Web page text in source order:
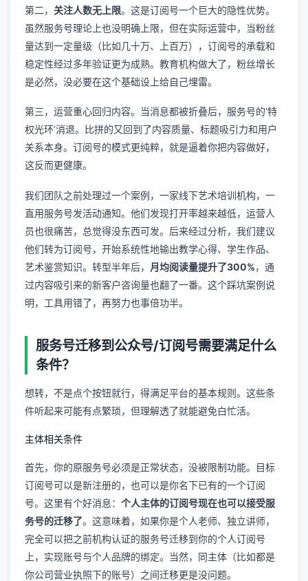
第二， 关注人数无上限。这是订阅号一个巨大的隐性优势。
虽然服务号理论上也没明确上限，但在实际运营中，当粉丝
量达到一定量级（比如几十万、上百万），订阅号的承载和
稳定性经过多年验证更为成熟。教育机构做大了，粉丝增长
是必然，没必要在这个基础设上给自己埋雷。
第三，运营重心回归内容。当消息都被折叠后，服务号的‘特
权光环’消退。比拼的又回到了内容质量、标题吸引力和用户
关系本身。订阅号的模式更纯粹，就是逼着你把内容做好，
这反而更健康。
我们团队之前处理过一个案例，一家线下艺术培训机构，一
直用服务号发活动通知。他们发现打开率越来越低，运营人
员也很痛苦，总觉得没东西可发。后来经过分析，我们建议
他们转为订阅号，开始系统性地输出教学心得、学生作品、
艺术鉴赏知识。转型半年后，
月均阅读量提升了300%，通
过内容吸引来的新客户咨询量也翻了一番。这个踩坑案例说
明，工具用错了，再努力也事倍功半。
服务号迁移到公众号/订阅号需要满足什么
条件？
想转，不是点个按钮就行，得满足平台的基本规则。这些条
件听起来可能有点繁琐，但理解透了就能避免白忙活。
主体相关条件
首先，你的原服务号必须是正常状态，没被限制功能。目标
订阅号可以是新注册的，也可以是你名下已有的一个订阅
号。这里有个好消息： 个人主体的订阅号现在也可以接受服
务号的迁移了。这意味着，如果你是个人老师、独立讲师，
完全可以把之前机构认证的服务号迁移到你的个人订阅号
上，实现账号与个人品牌的绑定。当然，同主体（比如都是
你公司营业执照下的账号）之间迁移更是没问题。